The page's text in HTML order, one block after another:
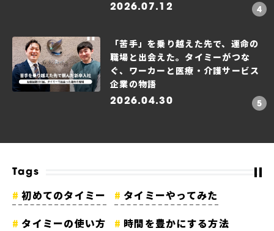
2026.07.12
「苦手」を乗り越えた先で、運命の
職場と出会えた。タイミーがつな
ぐ、ワーカーと医療・介護サービス
企業の物語
2026.04.30
Tags
初めてのタイミー
タイミーやってみた
タイミーの使い方
時間を豊かにする方法